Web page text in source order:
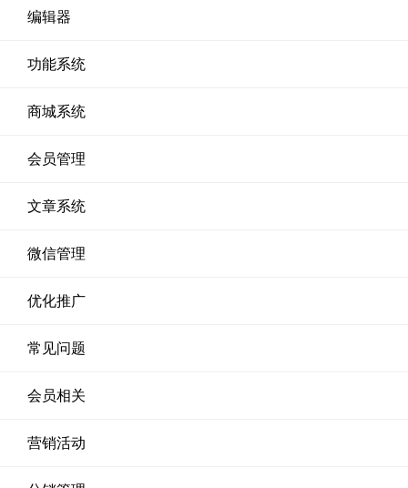
编辑器
功能系统
商城系统
会员管理
文章系统
微信管理
优化推广
常见问题
会员相关
营销活动